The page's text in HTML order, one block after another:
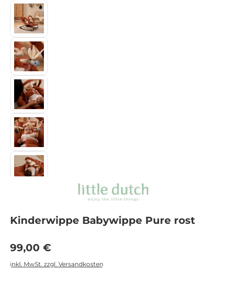
Kinderwippe Babywippe Pure rost
Regulärer Preis:
99,00 €
inkl. MwSt. zzgl. Versandkosten